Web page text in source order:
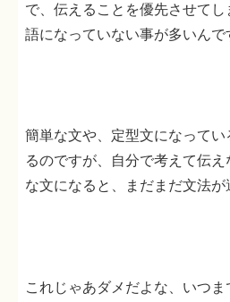
で、伝えることを優先させて
語になっていない事が多いんで
簡単な文や、定型文になってい
るのですが、自分で考えて伝え
な文になると、まだまだ文法が
これじゃあダメだよな、いつ